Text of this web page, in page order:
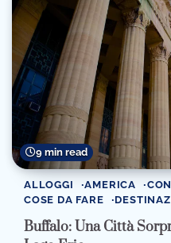
9 min read
ALLOGGI AMERICA
COSE DA FARE
Buffalo: Una Città